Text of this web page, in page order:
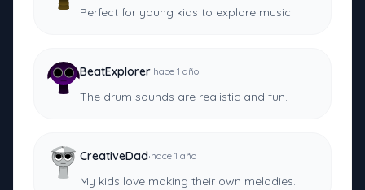
Perfect for young kids to explore music.
BeatExplorer·hace 1 año
The drum sounds are realistic and fun.
CreativeDad·hace 1 año
My kids love making their own melodies.